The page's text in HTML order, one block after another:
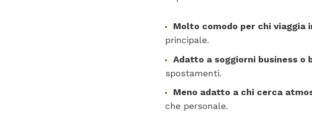
Molto comodo per chi viaggia
principale.
Adatto a soggiorni business o
spostamenti.
Meno adatto a chi cerca
che personale.